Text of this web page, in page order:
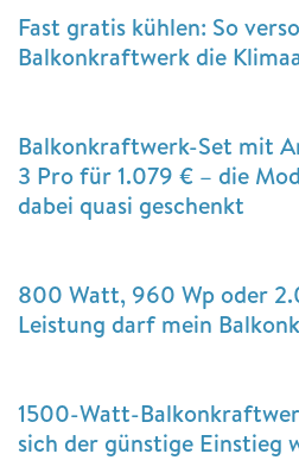
Fast gratis kühlen: So
Balkonkraftwerk die
Balkonkraftwerk-Set mit
3 Pro für 1.079 € – die
dabei quasi geschenkt
800 Watt, 960 Wp oder
Leistung darf mein
1500-Watt-
sich der günstige Einstieg